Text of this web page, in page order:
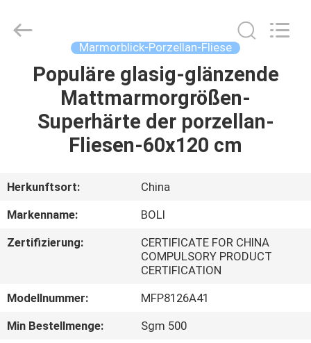
HAUSE
PRODUKTE
VIDEOS
UNS
WERKSBESICHTIGUNG
CERAMICS
CO.,LTD..
Marmorblick-Porzellan-Fliese
Populäre glasig-glänzende
Mattmarmorgrößen-
Superhärte der porzellan-
Fliesen-60x120 cm
Herkunftsort:
China
Markenname:
BOLI
Zertifizierung:
CERTIFICATE FOR CHINA
COMPULSORY PRODUCT
CERTIFICATION
Modellnummer:
MFP8126A41
Min Bestellmenge:
Sgm 500